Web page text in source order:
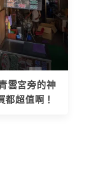
雲宮旁的神
超值啊！